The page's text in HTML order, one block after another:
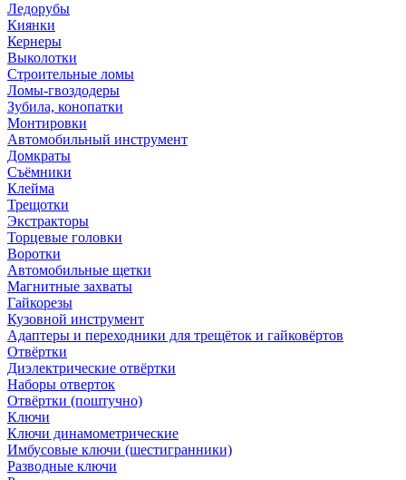
Ледорубы
Киянки
Кернеры
Выколотки
Строительные ломы
Ломы-гвоздодеры
Зубила, конопатки
Монтировки
Автомобильный инструмент
Домкраты
Съёмники
Клейма
Трещотки
Экстракторы
Торцевые головки
Воротки
Автомобильные щетки
Магнитные захваты
Гайкорезы
Кузовной инструмент
Адаптеры и переходники для трещёток и гайковёртов
Отвёртки
Диэлектрические отвёртки
Наборы отверток
Отвёртки (поштучно)
Ключи
Ключи динамометрические
Имбусовые ключи (шестигранники)
Разводные ключи